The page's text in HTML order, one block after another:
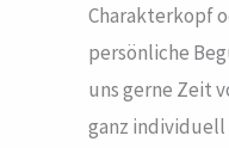
Charakterkopf
persönliche
uns gerne Zeit
ganz